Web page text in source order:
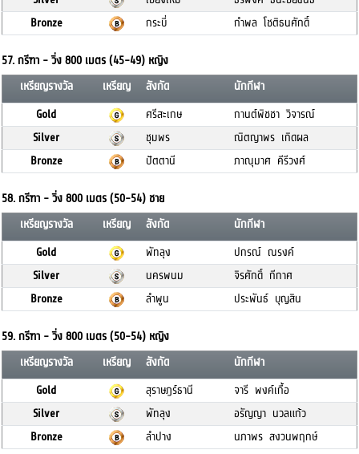
Bronze
กระบี่ กำพล โชติธนศักดิ์
57. กรีฑา - วิ่ง 800 เมตร (45-49) หญิง
เหรียญรางวัล
เหรียญ สังกัด
นักกีฬา
Gold
ศรีสะเกษ
กานต์พิชชา วิจารณ์
Silver
ชุมพร
ณิตญาพร เกิดผล
Bronze
ปัตตานี ภาณุมาศ คีรีวงศ์
58. กรีฑา - วิ่ง 800 เมตร (50-54) ชาย
เหรียญรางวัล
เหรียญ สังกัด
นักกีฬา
Gold
พัทลุง
ปกรณ์ ณรงค์
Silver
นครพนม
จิรศักดิ์ กีกาศ
Bronze
ลำพูน ประพันธ์ บุญสิน
59. กรีฑา - วิ่ง 800 เมตร (50-54) หญิง
เหรียญรางวัล
เหรียญ สังกัด
นักกีฬา
Gold
สุราษฎร์ธานี
จารี พงค์เกื้อ
Silver
พัทลุง
อรัญญา นวลแก้ว
Bronze
ลำปาง นภาพร สงวนพฤกษ์